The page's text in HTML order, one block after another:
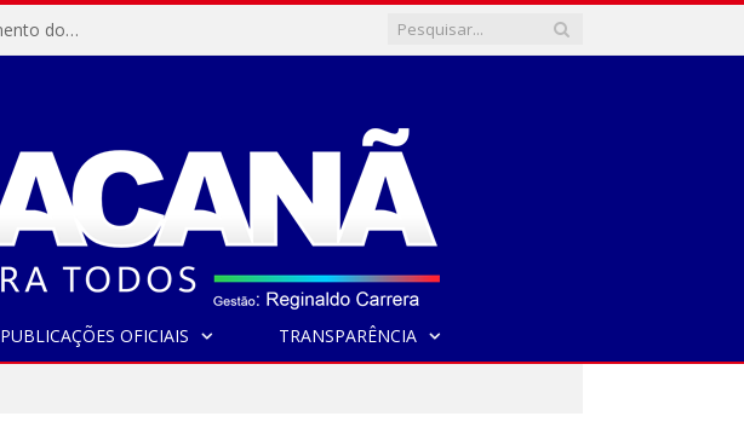
Resex Maracanã avança no processo de gestão e ordenamento do turismo em nossas áreas protegidas.
PUBLICAÇÕES OFICIAIS TRANSPARÊNCIA